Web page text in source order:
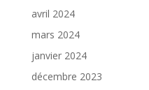
avril 2024
mars 2024
janvier 2024
décembre 2023